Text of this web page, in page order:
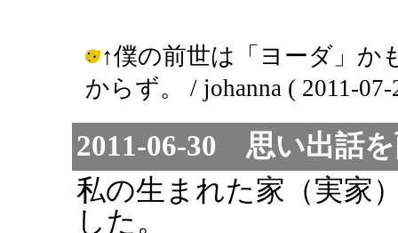
↑僕の前世は「ヨーダ」か
からず。 / johanna ( 2011-07-
2011-06-30 思い出話
私の生まれた家（実家
した。